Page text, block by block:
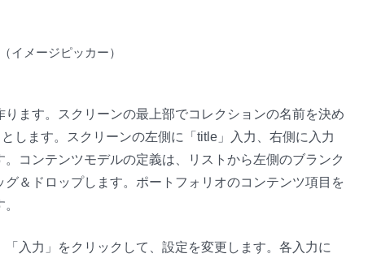
イメージピッカー）
ます。スクリーンの最上部でコレクションの名前を決め
します。スクリーンの左側に「title」入力、右側に入力
コンテンツモデルの定義は、リストから左側のブランク
＆ドロップします。ポートフォリオのコンテンツ項目を
入力」をクリックして、設定を変更します。各入力に